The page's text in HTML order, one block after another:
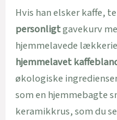
Hvis han elsker kaffe,
personligtgavekurv
hjemmelavede
hjemmelavet
økologiske
som en hjemmebagte
keramikkrus, som du